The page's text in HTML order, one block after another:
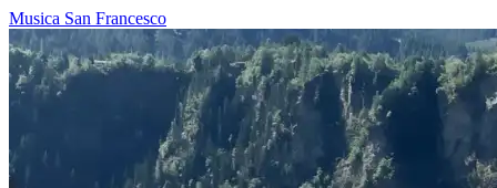
Musica San Francesco